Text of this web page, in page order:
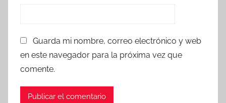
Guarda mi nombre, correo electrónico y web
en este navegador para la próxima vez que
comente.